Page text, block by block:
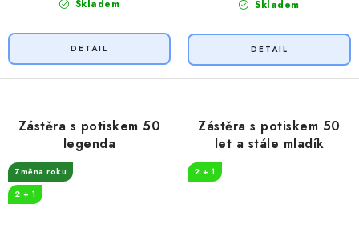
Skladem Skladem
Zástěra s potiskem 50
legenda
Změna roku
2 + 1
Zástěra s potiskem 50
let a stále mladík
2 + 1